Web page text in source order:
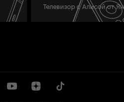
Телевизор с Алисой от